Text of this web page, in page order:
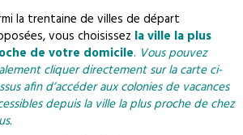
la trentaine de villes de départ
vous choisissez la ville la plus
de votre domicile. Vous pouvez
cliquer directement sur la carte ci-
afin d’accéder aux colonies de vacances
depuis la ville la plus proche de chez